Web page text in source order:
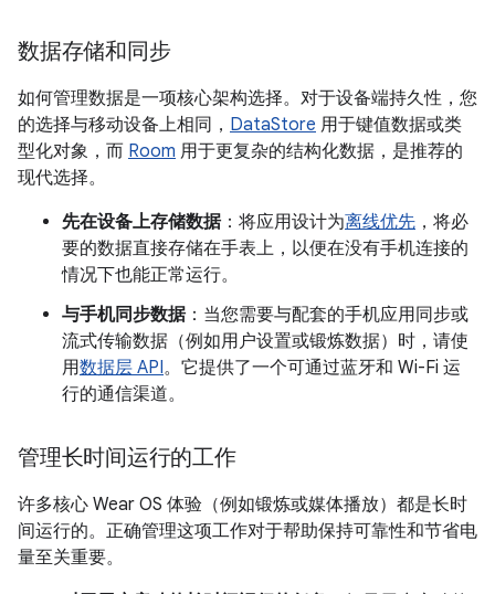
数据存储和同步
如何管理数据是一项核心架构选择。对于设备端持久性，您
的选择与移动设备上相同， DataStore 用于键值数据或类
型化对象，而 Room 用于更复杂的结构化数据，是推荐的
现代选择。
先在设备上存储数据：将应用设计为离线优先 ，将必
要的数据直接存储在手表上，以便在没有手机连接的
情况下也能正常运行。
与手机同步数据：当您需要与配套的手机应用同步或
流式传输数据（例如用户设置或锻炼数据）时，请使
用数据层 API。它提供了一个可通过蓝牙和 Wi-Fi 运
行的通信渠道。
管理长时间运行的工作
许多核心 Wear OS 体验（例如锻炼或媒体播放）都是长时
间运行的。正确管理这项工作对于帮助保持可靠性和节省电
量至关重要。